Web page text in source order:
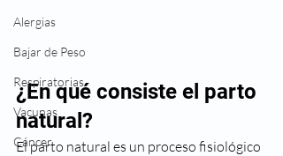
Alergias
Bajar de Peso
Respiratorias
Vacunas
Cáncer
¿En qué consiste el parto
natural?
El parto natural es un proceso fisiológico